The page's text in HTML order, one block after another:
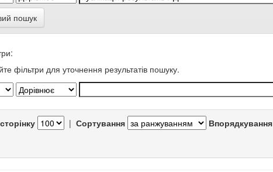
пошук
фільтри для уточнення результатів пошуку.
| Сортування Впорядкування